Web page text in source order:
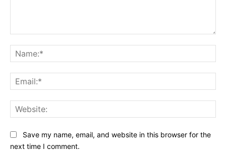
Save my name, email, and website in this browser for the
next time I comment.